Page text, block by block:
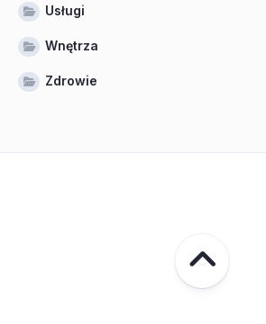
Usługi
Wnętrza
Zdrowie